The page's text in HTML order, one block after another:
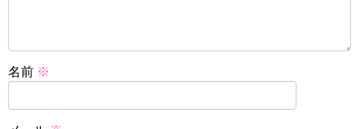
名前 ※